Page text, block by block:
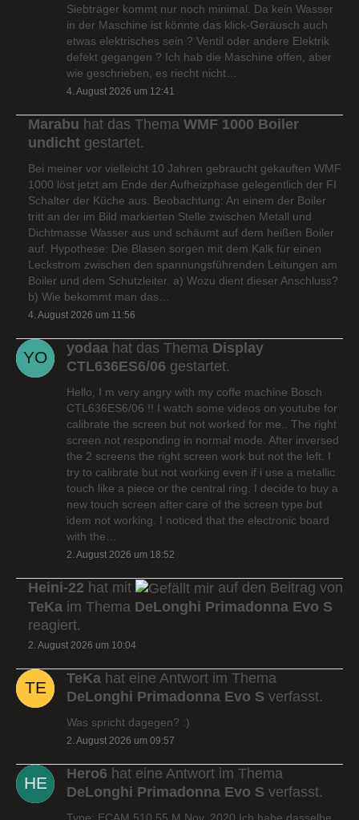
Siebträger kommt nur noch minimal. Da kein Wasser
in der Maschine ist könnte das klick-Geräusch auch
etwas elektrisches sein ? Ventil oder andere Elektrik
defekt gegangen ? Ich hab die Maschine offen, aber
wie geschrieben, es riecht nicht…
4. August 2026 um 12:41
Marabu hat das Thema WMF 1000 Boiler
undicht gestartet.
Bei meiner vor vielleicht 10 Jahren gebraucht gekauften WMF
1000 löst jetzt am Ende der Aufheizphase gelegentlich der FI
Schalter der Küche aus. Beobachtung: An einem der Boiler
tritt an der im Bild markierten Stelle zwischen Metall und
Dichtmasse Wasser aus und schäumt auf dem heißen Boiler
auf. Hypothese: Die Blasen sorgen mit dem Kalk für einen
Leckstrom zwischen den spannungsführenden Leitungen am
Boiler und dem Schutzleiter. a) Wozu dient dieser Anschluss?
b) Wie bekommt man das…
4. August 2026 um 11:56
yodaa hat das Thema Display
CTL636ES6/06 gestartet.
Hello, I m very angry with my coffe machine Bosch
CTL636ES6/06 !! I watch some videos on youtube for
calibrate the screen but not worked for me.. The right
screen not responding in normal mode. After inversed
the 2 screens the right screen work but not the left. I
try to calibrate but not working even if i use a metallic
touch like a piece or the central ring. I decide to buy a
new touch screen after care of the screen type but
idem not working. I noticed that the electronic board
with the…
2. August 2026 um 18:52
Heini-22 hat mit
auf den Beitrag von
TeKa im Thema DeLonghi Primadonna Evo S
reagiert.
2. August 2026 um 10:04
TeKa hat eine Antwort im Thema
DeLonghi Primadonna Evo S verfasst.
Was spricht dagegen? :)
2. August 2026 um 09:57
Hero6 hat eine Antwort im Thema
DeLonghi Primadonna Evo S verfasst.
Type: ECAM 510.55.M Nov. 2020 Ich habe dasselbe